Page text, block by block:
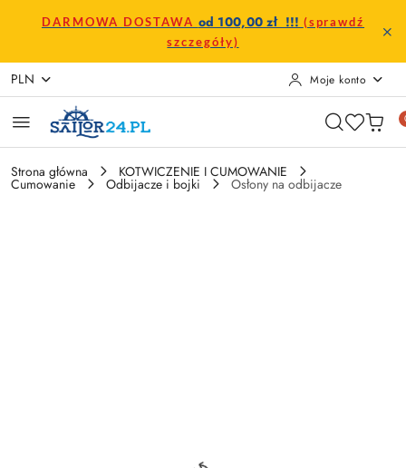
Przejdź do treści głównej
Przejdź do wyszukiwarki
Przejdź do moje konto
Przejdź do menu głównego
Przejdź do opisu produktu
Przejdź do stopki
DARMOWA DOSTAWA od 100,00 zł !!! (sprawdź
szczegóły)
PLN Moje konto
Strona główna KOTWICZENIE I CUMOWANIE
Cumowanie Odbijacze i bojki Osłony na odbijacze